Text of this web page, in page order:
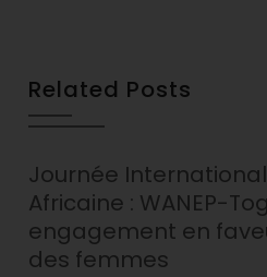
Related Posts
Journée
Africaine : WANEP-
engagement en
des femmes